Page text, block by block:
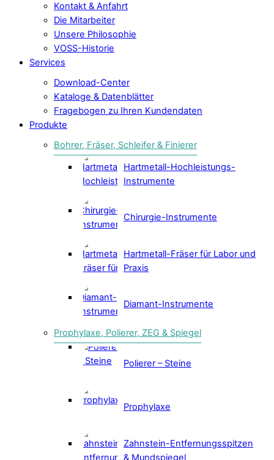
Kontakt & Anfahrt
Die Mitarbeiter
Unsere Philosophie
VOSS-Historie
Services
Download-Center
Kataloge & Datenblätter
Fragebogen zu Ihren Kundendaten
Produkte
Bohrer, Fräser, Schleifer & Finierer
Hartmetall-Hochleistungs-
Instrumente
Chirurgie-Instrumente
Hartmetall-Fräser für Labor und
Praxis
Diamant-Instrumente
Prophylaxe, Polierer, ZEG & Spiegel
Polierer – Steine
Prophylaxe
Zahnstein-Entfernungsspitzen
& Mundspiegel